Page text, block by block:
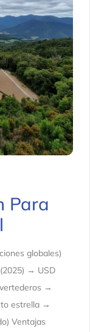
Para
globales)
→ USD
→
estrella →
Ventajas